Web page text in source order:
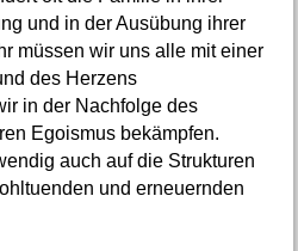
und in der Ausübung ihrer
müssen wir uns alle mit einer
des Herzens
in der Nachfolge des
Egoismus bekämpfen.
auch auf die Strukturen
und erneuernden